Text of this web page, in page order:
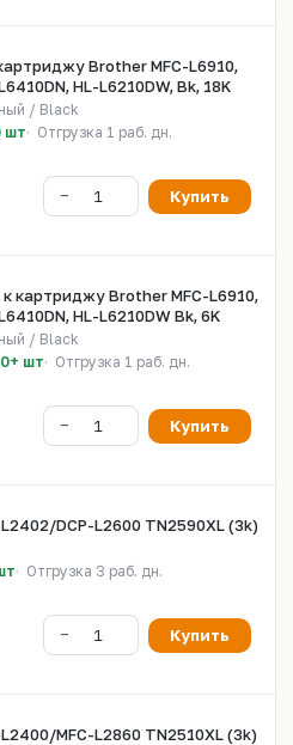
Brother MFC-L6910,
HL-L6210DW, Bk, 18K
/ Black
шт
Отгрузка 1 раб. дн.
Купить
картриджу Brother MFC-L6910,
HL-L6210DW Bk, 6K
/ Black
шт
Отгрузка 1 раб. дн.
Купить
DCP-L2600 TN2590XL (3k)
Отгрузка 3 раб. дн.
Купить
MFC-L2860 TN2510XL (3k)